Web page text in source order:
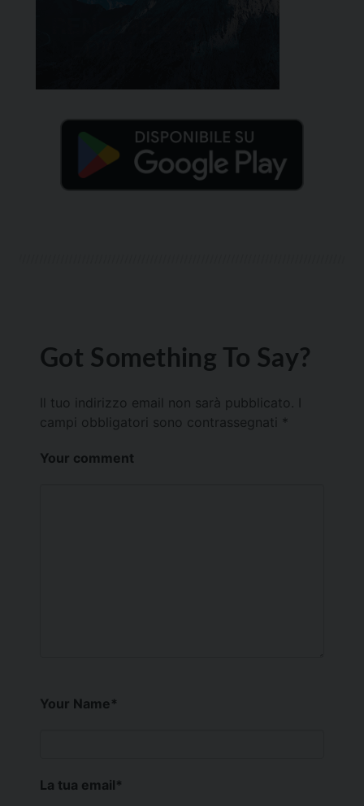
Got Something To Say?
Il tuo indirizzo email non sarà pubblicato.
campi obbligatori sono contrassegnati *
Your comment
Your Name*
La tua email*